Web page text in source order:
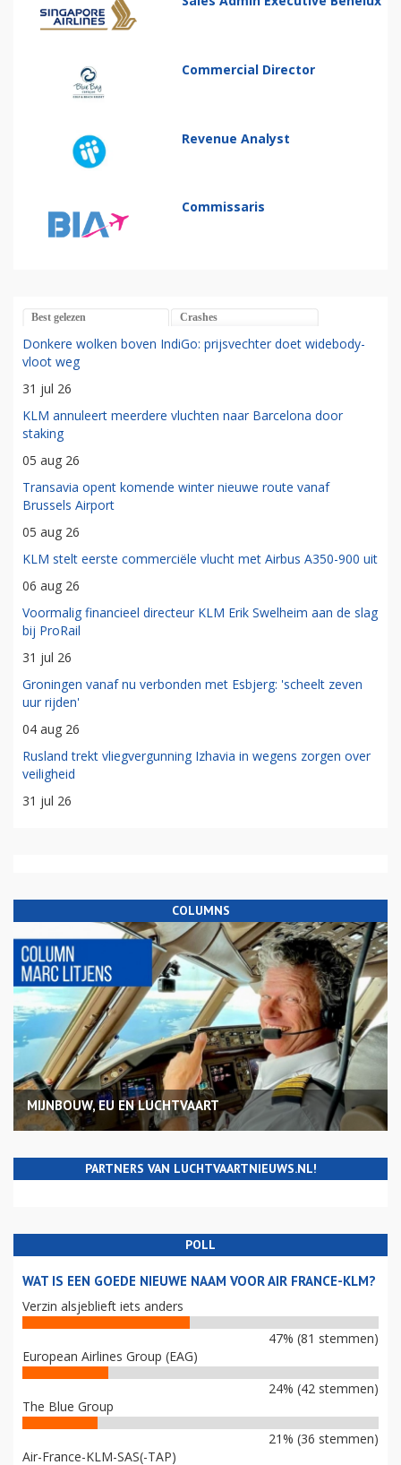
Commercial Director
Revenue Analyst
Commissaris
Best gelezen Crashes
Donkere wolken boven IndiGo: prijsvechter doet widebody-
vloot weg
31 jul 26
KLM annuleert meerdere vluchten naar Barcelona door
staking
05 aug 26
Transavia opent komende winter nieuwe route vanaf
Brussels Airport
05 aug 26
KLM stelt eerste commerciële vlucht met Airbus A350-900 uit
06 aug 26
Voormalig financieel directeur KLM Erik Swelheim aan de slag
bij ProRail
31 jul 26
Groningen vanaf nu verbonden met Esbjerg: 'scheelt zeven
uur rijden'
04 aug 26
Rusland trekt vliegvergunning Izhavia in wegens zorgen over
veiligheid
31 jul 26
COLUMNS
MIJNBOUW, EU EN LUCHTVAART
PARTNERS VAN LUCHTVAARTNIEUWS.NL!
POLL
WAT IS EEN GOEDE NIEUWE NAAM VOOR AIR FRANCE-KLM?
Verzin alsjeblieft iets anders
47% (81 stemmen)
European Airlines Group (EAG)
24% (42 stemmen)
The Blue Group
21% (36 stemmen)
Air-France-KLM-SAS(-TAP)